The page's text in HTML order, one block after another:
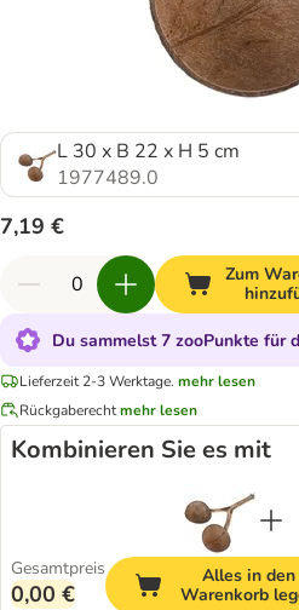
L 30 x B 22 x H 5 cm
1977489.0
7,19 €
Zum
Du sammelst 7 zooPunkte für
Lieferzeit 2-3 Werktage. mehr lesen
Rückgaberechtmehr lesen
Kombinieren Sie es mit
Gesamtpreis
0,00 €
Alles in den
Warenkorb